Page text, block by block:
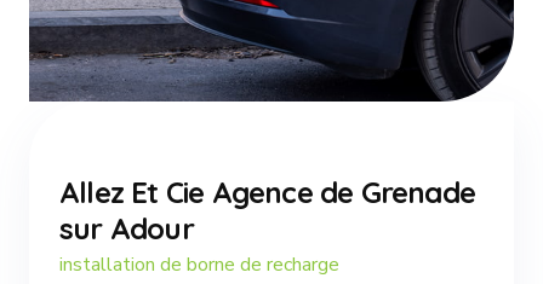
Allez Et Cie Agence de Grenade
sur Adour
installation de borne de recharge